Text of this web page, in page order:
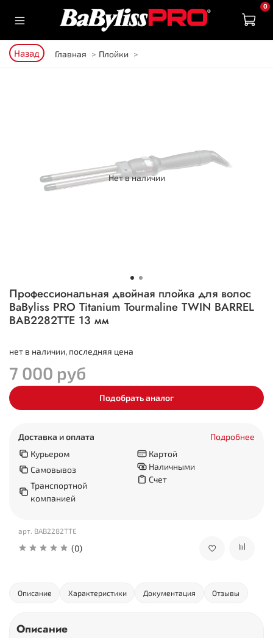
0
Назад Главная Плойки
Нет в наличии
арт. BAB2282TTE
(0)
Профессиональная двойная плойка для волос
BaByliss PRO Titanium Tourmaline TWIN BARREL
BAB2282TTE 13 мм
нет в наличии, последняя цена
7 000 руб
Подобрать аналог
Доставка и оплата
Подробнее
Курьером
Самовывоз
Транспортной
компанией
Картой
Наличными
Счет
Описание Характеристики Документация Отзывы
Описание